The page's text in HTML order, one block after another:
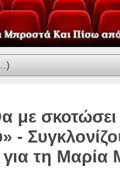
με
-
για τη Μαρία